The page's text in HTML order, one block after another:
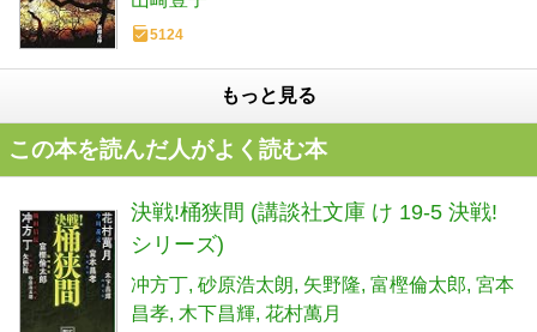
5124
もっと見る
この本を読んだ人がよく読む本
決戦!桶狭間 (講談社文庫 け 19-5 決戦!
シリーズ)
冲方丁 砂原浩太朗 矢野隆 富樫倫太郎 宮本
昌孝 木下昌輝 花村萬月